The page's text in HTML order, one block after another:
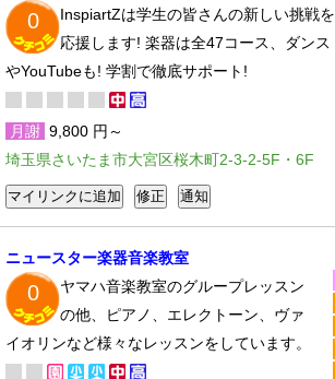
0
InspiartZは学生の皆さんの新しい挑戦を
応援します! 楽器は全47コース、ダンス
やYouTubeも! 学割で徹底サポート!
月謝 9,800 円～
埼玉県さいたま市大宮区桜木町2-3-2-5F・6F
ニュースター楽器音楽教室
0
ヤマハ音楽教室のグループレッスン
の他、ピアノ、エレクトーン、ヴァ
イオリンなど様々なレッスンをしています。